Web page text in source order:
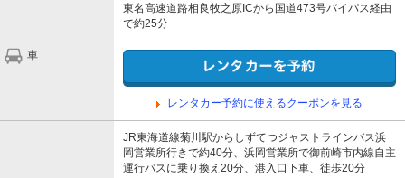
車
東名高速道路相良牧之原ICから国道473号バイパス経由
で約25分
レンタカー予約に使えるクーポンを見る
JR東海道線菊川駅からしずてつジャストラインバス浜
岡営業所行きで約40分、浜岡営業所で御前崎市内線自主
運行バスに乗り換え20分、港入口下車、徒歩20分